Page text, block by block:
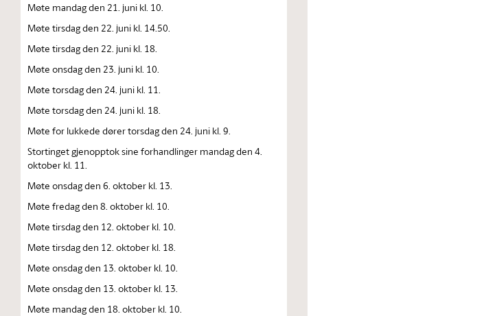
Møte mandag den 21. juni kl. 10.
Møte tirsdag den 22. juni kl. 14.50.
Møte tirsdag den 22. juni kl. 18.
Møte onsdag den 23. juni kl. 10.
Møte torsdag den 24. juni kl. 11.
Møte torsdag den 24. juni kl. 18.
Møte for lukkede dører torsdag den 24. juni kl. 9.
Stortinget gjenopptok sine forhandlinger mandag den 4.
oktober kl. 11.
Møte onsdag den 6. oktober kl. 13.
Møte fredag den 8. oktober kl. 10.
Møte tirsdag den 12. oktober kl. 10.
Møte tirsdag den 12. oktober kl. 18.
Møte onsdag den 13. oktober kl. 10.
Møte onsdag den 13. oktober kl. 13.
Møte mandag den 18. oktober kl. 10.